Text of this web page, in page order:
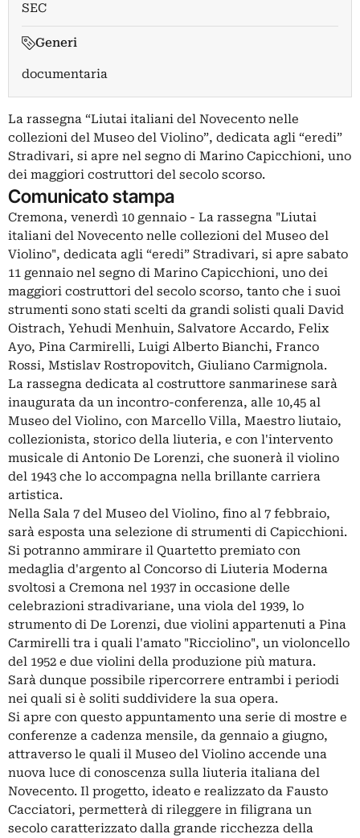
SEC
Generi
documentaria
La rassegna “Liutai italiani del Novecento nelle
collezioni del Museo del Violino”, dedicata agli “eredi”
Stradivari, si apre nel segno di Marino Capicchioni, uno
dei maggiori costruttori del secolo scorso.
Comunicato stampa
Cremona, venerdì 10 gennaio - La rassegna "Liutai
italiani del Novecento nelle collezioni del Museo del
Violino", dedicata agli “eredi” Stradivari, si apre sabato
11 gennaio nel segno di Marino Capicchioni, uno dei
maggiori costruttori del secolo scorso, tanto che i suoi
strumenti sono stati scelti da grandi solisti quali David
Oistrach, Yehudi Menhuin, Salvatore Accardo, Felix
Ayo, Pina Carmirelli, Luigi Alberto Bianchi, Franco
Rossi, Mstislav Rostropovitch, Giuliano Carmignola.
La rassegna dedicata al costruttore sanmarinese sarà
inaugurata da un incontro-conferenza, alle 10,45 al
Museo del Violino, con Marcello Villa, Maestro liutaio,
collezionista, storico della liuteria, e con l'intervento
musicale di Antonio De Lorenzi, che suonerà il violino
del 1943 che lo accompagna nella brillante carriera
artistica.
Nella Sala 7 del Museo del Violino, fino al 7 febbraio,
sarà esposta una selezione di strumenti di Capicchioni.
Si potranno ammirare il Quartetto premiato con
medaglia d'argento al Concorso di Liuteria Moderna
svoltosi a Cremona nel 1937 in occasione delle
celebrazioni stradivariane, una viola del 1939, lo
strumento di De Lorenzi, due violini appartenuti a Pina
Carmirelli tra i quali l'amato "Ricciolino", un violoncello
del 1952 e due violini della produzione più matura.
Sarà dunque possibile ripercorrere entrambi i periodi
nei quali si è soliti suddividere la sua opera.
Si apre con questo appuntamento una serie di mostre e
conferenze a cadenza mensile, da gennaio a giugno,
attraverso le quali il Museo del Violino accende una
nuova luce di conoscenza sulla liuteria italiana del
Novecento. Il progetto, ideato e realizzato da Fausto
Cacciatori, permetterà di rileggere in filigrana un
secolo caratterizzato dalla grande ricchezza della